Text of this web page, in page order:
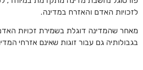
לזכויות האדם והאזרח במדינה.
מאחר שהמדינה דוגלת בשמירת זכויות
בגבולותיה גם עבור זוגות שאינם אזרחי